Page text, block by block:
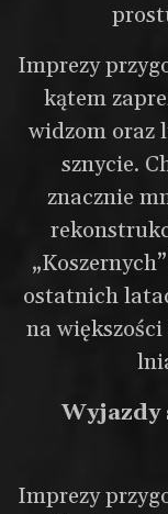
Imprezy
kątem
widzom oraz
sznycie.
znacznie
ostatnich
na
Imprezy